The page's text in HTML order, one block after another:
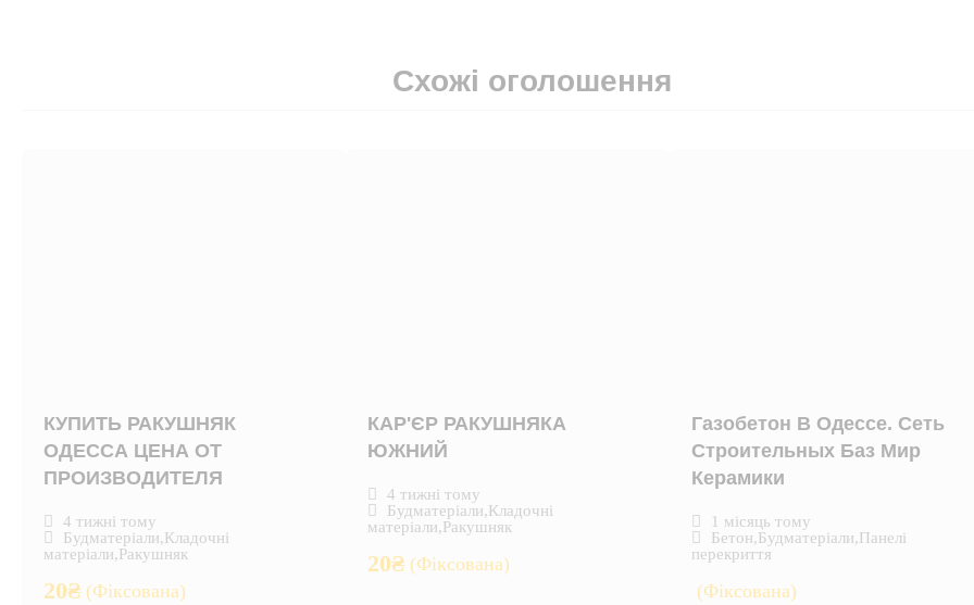
Схожі оголошення
КУПИТЬ РАКУШНЯК
ОДЕССА ЦЕНА ОТ
ПРОИЗВОДИТЕЛЯ
4 тижні тому
Будматеріали,Кладочні
матеріали,Ракушняк
20₴ (Фіксована)
КАР'ЄР РАКУШНЯКА
ЮЖНИЙ
4 тижні тому
Будматеріали,Кладочні
матеріали,Ракушняк
20₴ (Фіксована)
Газобетон В Одессе. Сеть
Строительных Баз Мир
Керамики
1 місяць тому
Бетон,Будматеріали,Панелі
перекриття
(Фіксована)